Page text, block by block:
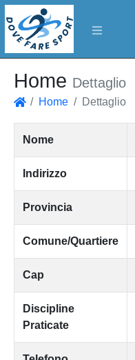
Home Dettaglio
Home Dettaglio
Nome
Indirizzo
Provincia
Comune/Quartiere
Cap
Discipline
Praticate